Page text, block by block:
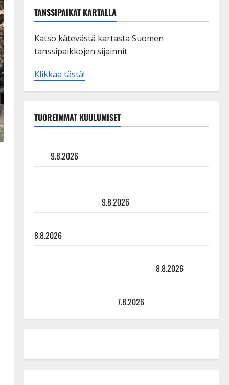
TANSSIPAIKAT KARTALLA
Katso kätevästä kartasta Suomen
tanssipaikkojen sijainnit.
Klikkaa tästä!
TUOREIMMAT KUULUMISET
9.8.2026
9.8.2026
8.8.2026
8.8.2026
7.8.2026